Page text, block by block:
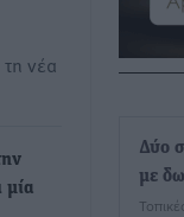
νέα
μία
Δύο
με